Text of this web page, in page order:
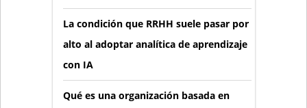
La condición que RRHH suele pasar por
alto al adoptar analítica de aprendizaje
con IA
Qué es una organización basada en